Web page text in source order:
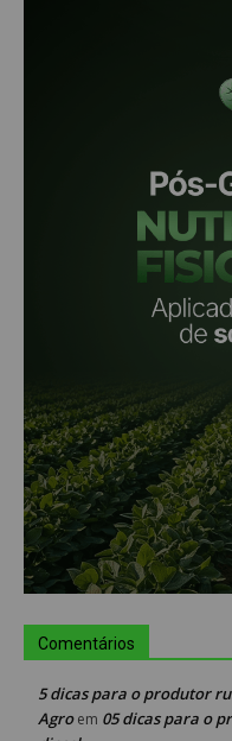
Comentários
5 dicas para o produtor
Agroem 05 dicas para o